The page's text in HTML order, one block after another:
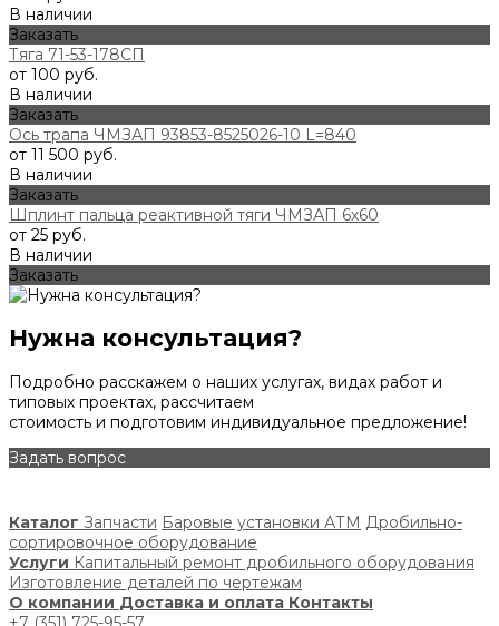
В наличии
Заказать
Тяга 71-53-178СП
от 100 руб.
В наличии
Заказать
Ось трапа ЧМЗАП 93853-8525026-10 L=840
от 11 500 руб.
В наличии
Заказать
Шплинт пальца реактивной тяги ЧМЗАП 6х60
от 25 руб.
В наличии
Заказать
Нужна консультация?
Подробно расскажем о наших услугах, видах работ и
типовых проектах, рассчитаем
стоимость и подготовим индивидуальное предложение!
Задать вопрос
Каталог Запчасти Баровые установки АТМ Дробильно-
сортировочное оборудование
Услуги Капитальный ремонт дробильного оборудования
Изготовление деталей по чертежам
О компании Доставка и оплата Контакты